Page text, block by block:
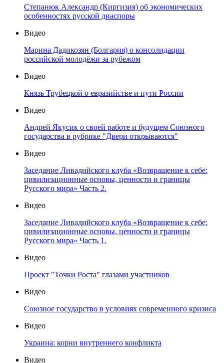
Степанюк Александр (Киргизия) об экономических
особенностях русской диаспоры
Видео
Марина Дадикозян (Болгария) о консолидации
российской молодёжи за рубежом
Видео
Князь Трубецкой о евразийстве и пути России
Видео
Андрей Якусик о своей работе и будущем Союзного
государства в рубрике "Двери открываются"
Видео
Заседание Ливадийского клуба «Возвращение к себе:
цивилизационные основы, ценности и границы
Русского мира» Часть 2.
Видео
Заседание Ливадийского клуба «Возвращение к себе:
цивилизационные основы, ценности и границы
Русского мира» Часть 1.
Видео
Проект "Точки Роста" глазами участников
Видео
Союзное государство в условиях современного кризиса
Видео
Украина: корни внутреннего конфликта
Видео